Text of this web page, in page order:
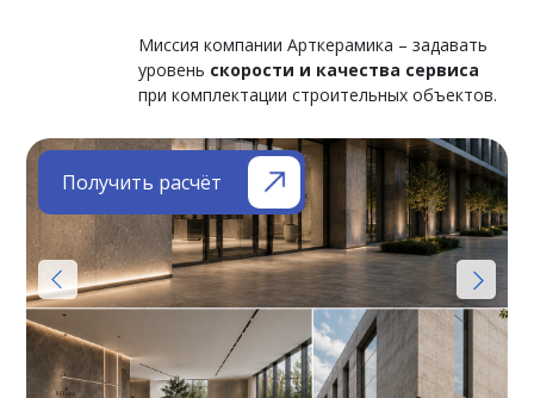
Миссия компании Арткерамика – задавать
уровень скорости и качества сервиса
при комплектации строительных объектов.
Получить расчёт